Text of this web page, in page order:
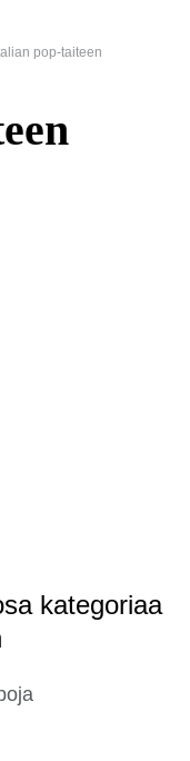
pop-taiteen
kategoriaa